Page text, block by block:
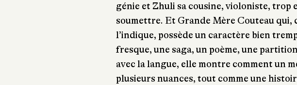
génie et Zhuli sa cousine, violoniste, trop
soumettre. Et Grande Mère Couteau qui,
l’indique, possède un caractère bien
fresque, une saga, un poème, une
avec la langue, elle montre comment un
plusieurs nuances, tout comme une